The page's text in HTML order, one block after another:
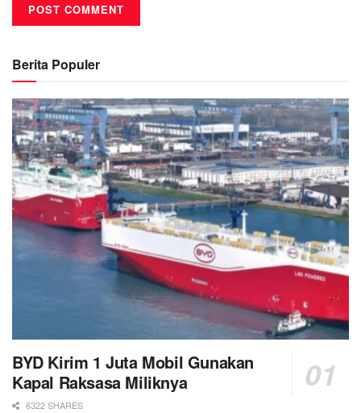
Berita Populer
BYD Kirim 1 Juta Mobil Gunakan
Kapal Raksasa Miliknya
6322 SHARES